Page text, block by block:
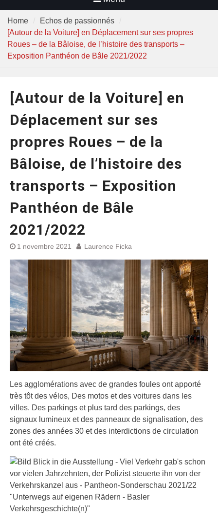
Home
Echos de passionnés
[Autour de la Voiture] en Déplacement sur ses propres
Roues – de la Bâloise, de l’histoire des transports –
Exposition Panthéon de Bâle 2021/2022
[Autour de la Voiture] en
Déplacement sur ses
propres Roues – de la
Bâloise, de l’histoire des
transports – Exposition
Panthéon de Bâle
2021/2022
1 novembre 2021 Laurence Ficka
Les agglomérations avec de grandes foules ont apporté
très tôt des vélos, Des motos et des voitures dans les
villes. Des parkings et plus tard des parkings, des
signaux lumineux et des panneaux de signalisation, des
zones des années 30 et des interdictions de circulation
ont été créés.